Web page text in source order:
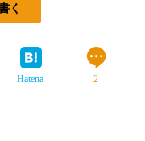
く
Hatena 2